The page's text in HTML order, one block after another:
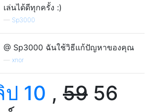
เล่นได้ดีทุกครั้ง :)
— Sp3000
@ Sp3000 ฉันใช้วิธีแก้ปัญหาของคุณ
xnor
10 , 59 56